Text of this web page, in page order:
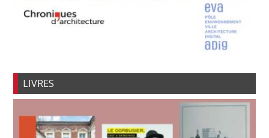
LIVRES